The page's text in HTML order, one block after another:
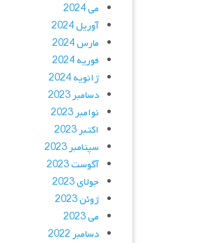
می 2024
آوریل 2024
مارس 2024
فوریه 2024
ژانویه 2024
دسامبر 2023
نوامبر 2023
اکتبر 2023
سپتامبر 2023
آگوست 2023
جولای 2023
ژوئن 2023
می 2023
دسامبر 2022